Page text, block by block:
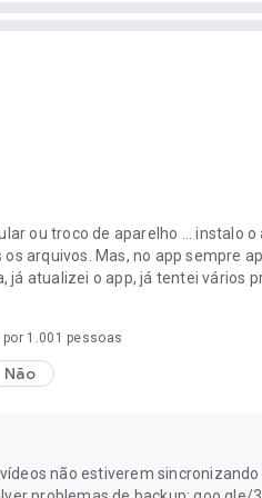
mundo ao seu redor. Com essa
eles e realizar ações.
ou troco de aparelho ... instalo
arquivos. Mas, no app sempre
já atualizei o app, já tentei vários
1.001 pessoas
Não
não estiverem